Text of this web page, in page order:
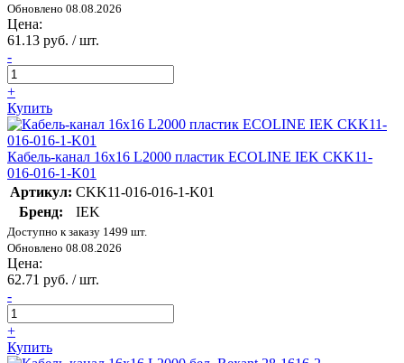
Обновлено 08.08.2026
Цена:
61.13 руб. / шт.
-
+
Купить
Кабель-канал 16х16 L2000 пластик ECOLINE IEK CKK11-
016-016-1-K01
Артикул: CKK11-016-016-1-K01
Бренд:
IEK
Доступно к заказу 1499 шт.
Обновлено 08.08.2026
Цена:
62.71 руб. / шт.
-
+
Купить